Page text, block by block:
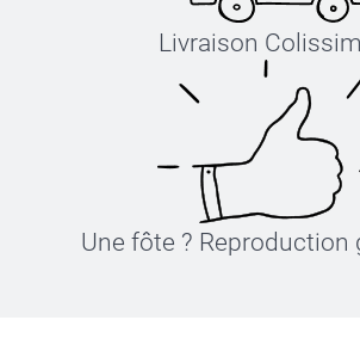
Livraison
Une fôte ? Reproduction